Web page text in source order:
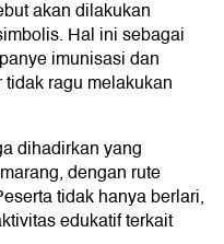
akan dilakukan
Hal ini sebagai
imunisasi dan
ragu melakukan
dihadirkan yang
dengan rute
tidak hanya berlari,
edukatif terkait